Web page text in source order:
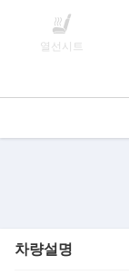
열선시트
차량설명